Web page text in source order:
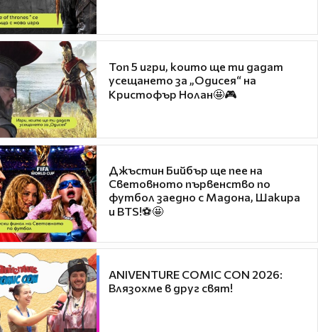
Топ 5 игри, които ще ти дадат
усещането за „Одисея“ на
Кристофър Нолан🤩🎮
Джъстин Бийбър ще пее на
Световното първенство по
футбол заедно с Мадона, Шакира
и BTS!⚽🤩
ANIVENTURE COMIC CON 2026:
Влязохме в друг свят!